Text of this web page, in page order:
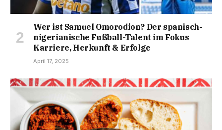
Wer ist Samuel Omorodion? Der spanisch-
nigerianische Fußball-Talent im Fokus
Karriere, Herkunft & Erfolge
April 17, 2025